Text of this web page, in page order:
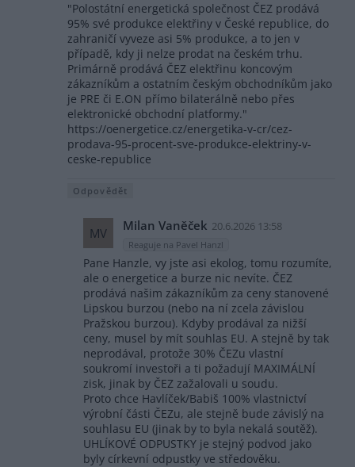
"Polostátní energetická společnost ČEZ prodává
95% své produkce elektřiny v České republice, do
zahraničí vyveze asi 5% produkce, a to jen v
případě, kdy ji nelze prodat na českém trhu.
Primárně prodává ČEZ elektřinu koncovým
zákazníkům a ostatním českým obchodníkům jako
je PRE či E.ON přímo bilaterálně nebo přes
elektronické obchodní platformy."
https://oenergetice.cz/energetika-v-cr/cez-
prodava-95-procent-sve-produkce-elektriny-v-
ceske-republice
Odpovědět
MV Milan Vaněček 20.6.2026 13:58
Reaguje na Pavel Hanzl
Pane Hanzle, vy jste asi ekolog, tomu rozumíte,
ale o energetice a burze nic nevíte. ČEZ
prodává našim zákazníkům za ceny stanovené
Lipskou burzou (nebo na ní zcela závislou
Pražskou burzou). Kdyby prodával za nižší
ceny, musel by mít souhlas EU. A stejně by tak
neprodával, protože 30% ČEZu vlastní
soukromí investoři a ti požadují MAXIMÁLNÍ
zisk, jinak by ČEZ zažalovali u soudu.
Proto chce Havlíček/Babiš 100% vlastnictví
výrobní části ČEZu, ale stejně bude závislý na
souhlasu EU (jinak by to byla nekalá soutěž).
UHLÍKOVÉ ODPUSTKY je stejný podvod jako
byly církevní odpustky ve středověku.